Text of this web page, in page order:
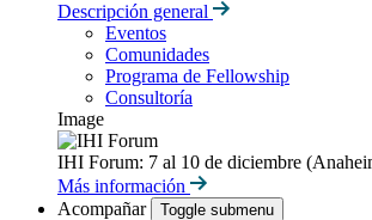
Descripción general
Eventos
Comunidades
Programa de Fellowship
Consultoría
Image
IHI Forum: 7 al 10 de diciembre
Más información
Acompañar
Toggle submenu